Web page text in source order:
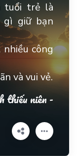
tuổi trẻ là
giữ bạn
công
và vui vẻ.
thiếu niên -